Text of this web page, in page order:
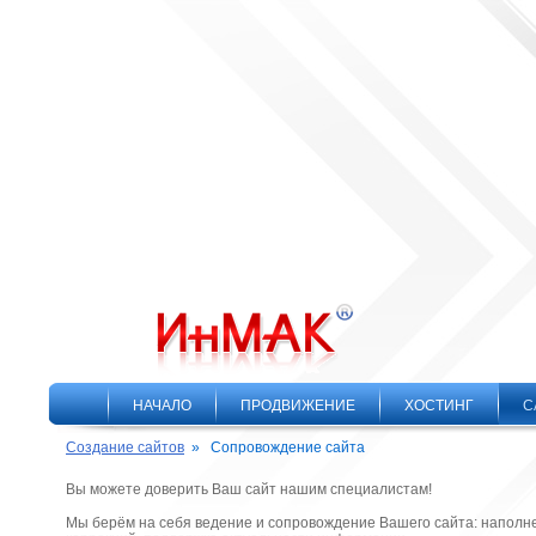
НАЧАЛО ПРОДВИЖЕНИЕ ХОСТИНГ
Создание сайтов » Сопровождение сайта
Вы можете доверить Ваш сайт нашим специалистам!
Мы берём на себя ведение и сопровождение Вашего сайта: